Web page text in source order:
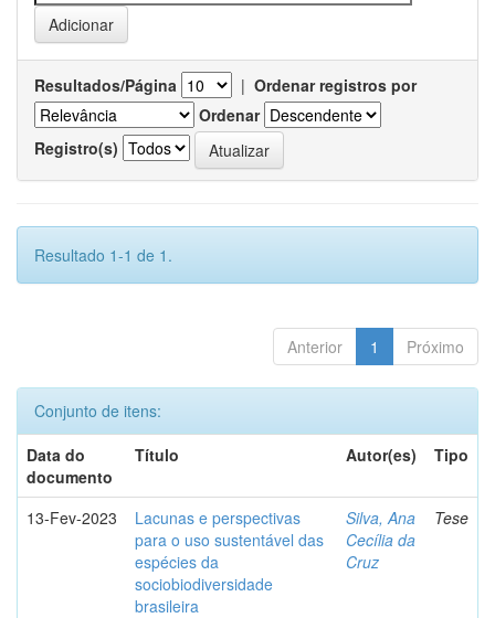
Resultados/Página | Ordenar registros por
Ordenar
Registro(s)
Resultado 1-1 de 1.
Anterior 1 Próximo
Conjunto de itens:
Data do
documento
Título Autor(es) Tipo
13-Fev-2023
Lacunas e perspectivas
para o uso sustentável das
espécies da
sociobiodiversidade
brasileira
Silva, Ana
Cecília da
Cruz
Tese